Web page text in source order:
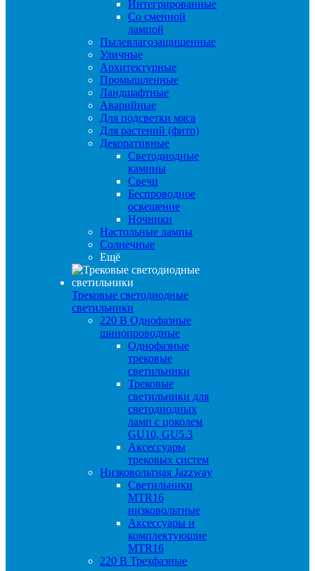
Интегрированные
Со сменной
лампой
Пылевлагозащищенные
Уличные
Архитектурные
Промышленные
Ландшафтные
Аварийные
Для подсветки мяса
Для растений (фито)
Декоративные
Светодиодные
камины
Свечи
Беспроводное
освещение
Ночники
Настольные лампы
Солнечные
Ещё
Трековые светодиодные
светильники
220 B Однофазные
шинопроводные
Однофазные
трековые
светильники
Трековые
светильники для
светодиодных
ламп с цоколем
GU10, GU5.3
Аксессуары
трековых систем
Низковольтная Jazzway
Светильники
MTR16
низковольтные
Аксессуары и
комплектующие
MTR16
220 B Трехфазные